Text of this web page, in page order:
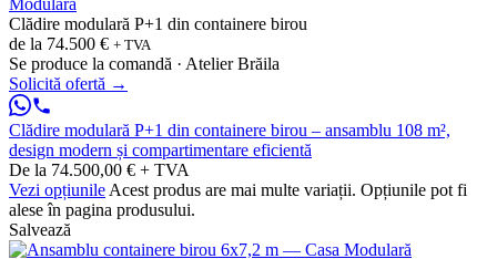
Clădire modulară P+1 din containere birou
de la 74.500 € + TVA
Se produce la comandă · Atelier Brăila
Solicită ofertă →
Clădire modulară P+1 din containere birou – ansamblu 108 m²,
design modern și compartimentare eficientă
De la 74.500,00 € + TVA
Vezi opțiunile Acest produs are mai multe variații. Opțiunile pot fi
alese în pagina produsului.
Salvează